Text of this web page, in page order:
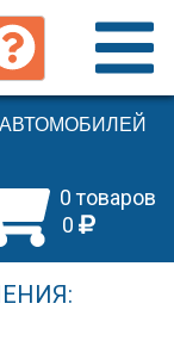
0 товаров
0